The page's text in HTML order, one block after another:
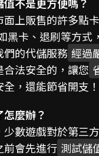
面上販售的許多點
黑卡、退刷等方式
們的代儲服務 經過
法安全的，讓您
，還能節省開支！
麼辦？
數遊戲對於第三
前會先進行 測試儲